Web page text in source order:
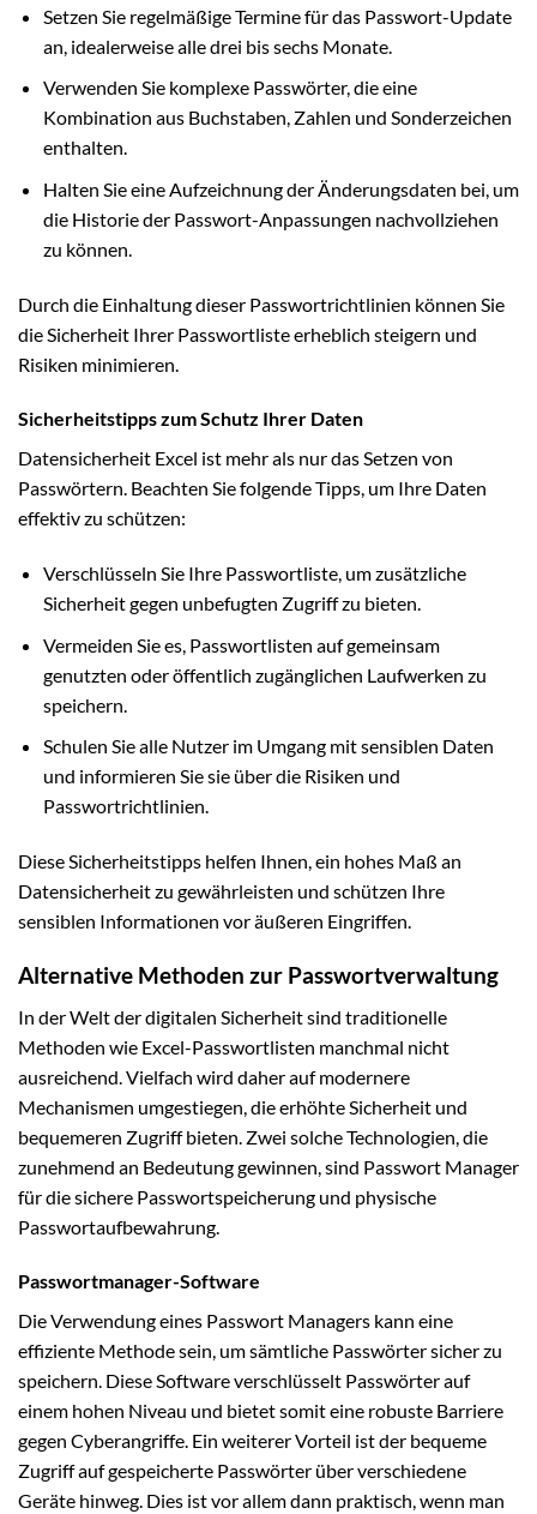
Setzen Sie regelmäßige Termine für das Passwort-Update
an, idealerweise alle drei bis sechs Monate.
Verwenden Sie komplexe Passwörter, die eine
Kombination aus Buchstaben, Zahlen und Sonderzeichen
enthalten.
Halten Sie eine Aufzeichnung der Änderungsdaten bei, um
die Historie der Passwort-Anpassungen nachvollziehen
zu können.
Durch die Einhaltung dieser Passwortrichtlinien können Sie
die Sicherheit Ihrer Passwortliste erheblich steigern und
Risiken minimieren.
Sicherheitstipps zum Schutz Ihrer Daten
Datensicherheit Excel ist mehr als nur das Setzen von
Passwörtern. Beachten Sie folgende Tipps, um Ihre Daten
effektiv zu schützen:
Verschlüsseln Sie Ihre Passwortliste, um zusätzliche
Sicherheit gegen unbefugten Zugriff zu bieten.
Vermeiden Sie es, Passwortlisten auf gemeinsam
genutzten oder öffentlich zugänglichen Laufwerken zu
speichern.
Schulen Sie alle Nutzer im Umgang mit sensiblen Daten
und informieren Sie sie über die Risiken und
Passwortrichtlinien.
Diese Sicherheitstipps helfen Ihnen, ein hohes Maß an
Datensicherheit zu gewährleisten und schützen Ihre
sensiblen Informationen vor äußeren Eingriffen.
Alternative Methoden zur Passwortverwaltung
In der Welt der digitalen Sicherheit sind traditionelle
Methoden wie Excel-Passwortlisten manchmal nicht
ausreichend. Vielfach wird daher auf modernere
Mechanismen umgestiegen, die erhöhte Sicherheit und
bequemeren Zugriff bieten. Zwei solche Technologien, die
zunehmend an Bedeutung gewinnen, sind Passwort Manager
für die sichere Passwortspeicherung und physische
Passwortaufbewahrung.
Passwortmanager-Software
Die Verwendung eines Passwort Managers kann eine
effiziente Methode sein, um sämtliche Passwörter sicher zu
speichern. Diese Software verschlüsselt Passwörter auf
einem hohen Niveau und bietet somit eine robuste Barriere
gegen Cyberangriffe. Ein weiterer Vorteil ist der bequeme
Zugriff auf gespeicherte Passwörter über verschiedene
Geräte hinweg. Dies ist vor allem dann praktisch, wenn man